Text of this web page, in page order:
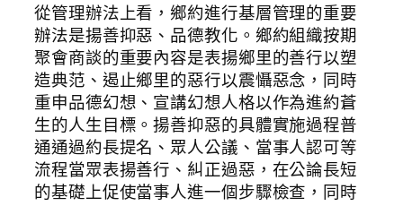
從管理辦法上看，鄉約進行基層管理的重要
辦法是揚善抑惡、品德教化。鄉約組織按期
聚會商談的重要內容是表揚鄉里的善行以塑
造典范、遏止鄉里的惡行以震懾惡念，同時
重申品德幻想、宣講幻想人格以作為進約蒼
生的人生目標。揚善抑惡的具體實施過程普
通通過約長提名、眾人公議、當事人認可等
流程當眾表揚善行、糾正過惡，在公論長短
的基礎上促使當事人進一個步驟檢查，同時